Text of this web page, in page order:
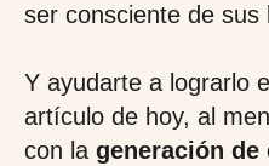
ser consciente de sus
Y ayudarte a lograrlo
artículo de hoy, al
con la generación